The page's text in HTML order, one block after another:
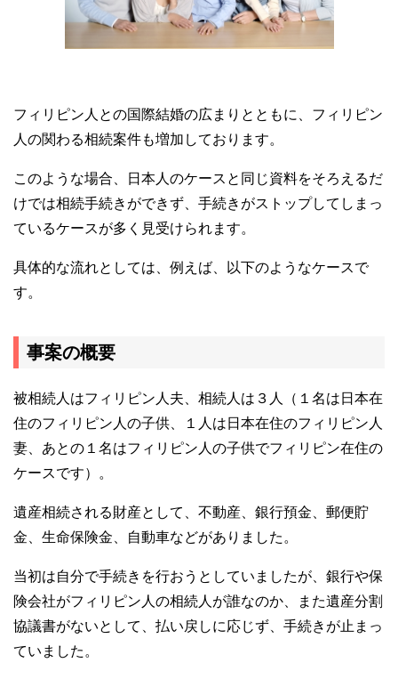
フィリピン人との国際結婚の広まりとともに、フィリピン
人の関わる相続案件も増加しております。
このような場合、日本人のケースと同じ資料をそろえるだ
けでは相続手続きができず、手続きがストップしてしまっ
ているケースが多く見受けられます。
具体的な流れとしては、例えば、以下のようなケースで
す。
事案の概要
被相続人はフィリピン人夫、相続人は３人（１名は日本在
住のフィリピン人の子供、１人は日本在住のフィリピン人
妻、あとの１名はフィリピン人の子供でフィリピン在住の
ケースです）。
遺産相続される財産として、不動産、銀行預金、郵便貯
金、生命保険金、自動車などがありました。
当初は自分で手続きを行おうとしていましたが、銀行や保
険会社がフィリピン人の相続人が誰なのか、また遺産分割
協議書がないとして、払い戻しに応じず、手続きが止まっ
ていました。